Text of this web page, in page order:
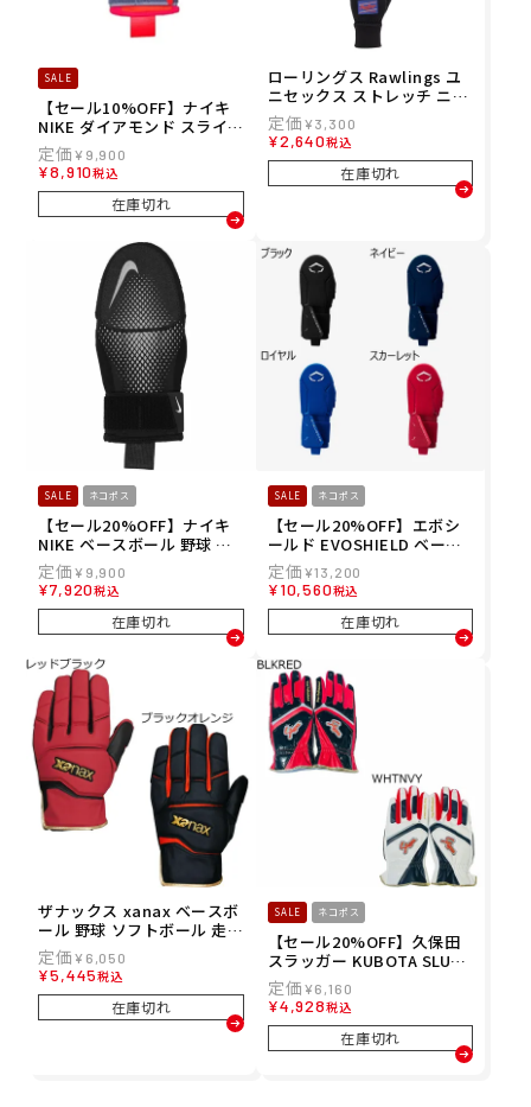
SALE
【セール10%OFF】ナイキ
NIKE ダイアモンド スライデ
ィングミット 2.0 左右兼用
走塁用手袋 スライディング
グローブ BA3021-653 26SP
¥ 9,900
¥8,910税込
在庫切れ
ローリングス Rawlings ユ
ニセックス ストレッチ ニッ
ト グローブ STRETCH KNI
T GLOVES 野球 ソフトボー
ル 手袋 EAC15F05 25FA
¥3,300
¥2,640税込
在庫切れ
SALE ネコポス
【セール20%OFF】ナイキ
NIKE ベースボール 野球 ソ
フトボール グローブ 手袋 走
塁用 ダイヤモンド スライデ
ィングミット 2.0 左右兼用
BA3021-063 メンズ レディ
ース ユニセックス 25FA 秋
冬
¥ 9,900
¥7,920税込
在庫切れ
SALE ネコポス
【セール20%OFF】エボシ
ールド EVOSHIELD ベース
ボール 野球 ソフトボール 走
塁用 グローブ 手袋 スライデ
ィングミット 2.0 右左兼用
WB57537 メンズ レディー
ス ユニセックス 24FA 秋冬
¥13,200
¥10,560税込
在庫切れ
ザナックス xanax ベースボ
ール 野球 ソフトボール 走塁
用 手袋 極厚 両手用 BSG107
¥ 6,050
¥5,445税込
在庫切れ
SALE ネコポス
【セール20%OFF】久保田
スラッガー KUBOTA SLUGG
ER ベースボール 走塁用手袋
メンズ/レディース S-140R
¥6,160
¥4,928税込
在庫切れ